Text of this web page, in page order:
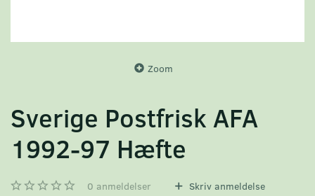
Zoom
Sverige Postfrisk AFA
1992-97 Hæfte
0 anmeldelser Skriv anmeldelse